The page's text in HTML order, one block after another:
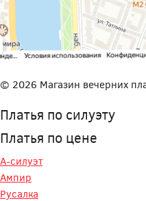
© 2026 Магазин вечерних
Платья по силуэту
Платья по цене
А-силуэт
Ампир
Русалка